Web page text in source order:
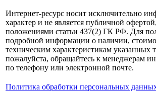
Интернет-ресурс носит исключительно
характер и не является публичной
положениями статьи 437(2) ГК РФ. Для
подробной информации о наличии,
техническим характеристикам указанных
пожалуйста, обращайтесь к менеджерам
по телефону или электронной почте.
Политика обработки персональных